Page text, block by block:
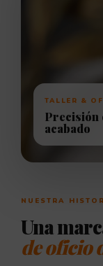
TALLER &
Precisión
acabado
NUESTRA
Una
de oficio